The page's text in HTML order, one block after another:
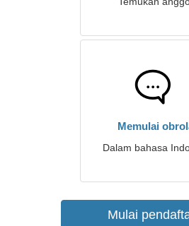
Memulai
Dalam bahasa
Mulai